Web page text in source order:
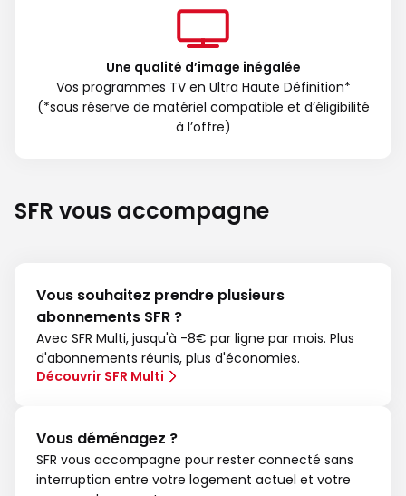
Une qualité d’image inégalée
Vos programmes TV en Ultra Haute Définition*
(*sous réserve de matériel compatible et d’éligibilité
à l’offre)
SFR vous accompagne
Vous souhaitez prendre plusieurs
abonnements SFR ?
Avec SFR Multi, jusqu'à -8€ par ligne par mois. Plus
d'abonnements réunis, plus d'économies.
Découvrir SFR Multi
Vous déménagez ?
SFR vous accompagne pour rester connecté sans
interruption entre votre logement actuel et votre